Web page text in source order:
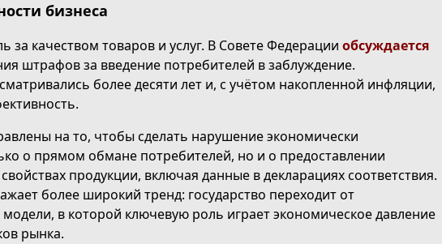
бизнеса
за качеством товаров и услуг. В Совете Федерации обсуждается
штрафов за введение потребителей в заблуждение.
более десяти лет и, с учётом накопленной инфляции,
на то, чтобы сделать нарушение экономически
о прямом обмане потребителей, но и о предоставлении
продукции, включая данные в декларациях соответствия.
более широкий тренд: государство переходит от
в которой ключевую роль играет экономическое давление
рынка.